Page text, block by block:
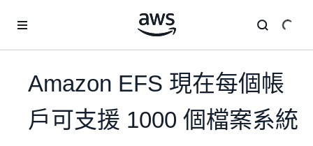
Amazon EFS 現在每個帳
戶可支援 1000 個檔案系統